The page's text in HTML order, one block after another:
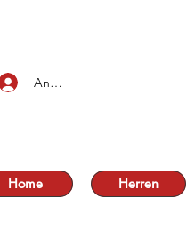
Anmelden
Home Herren